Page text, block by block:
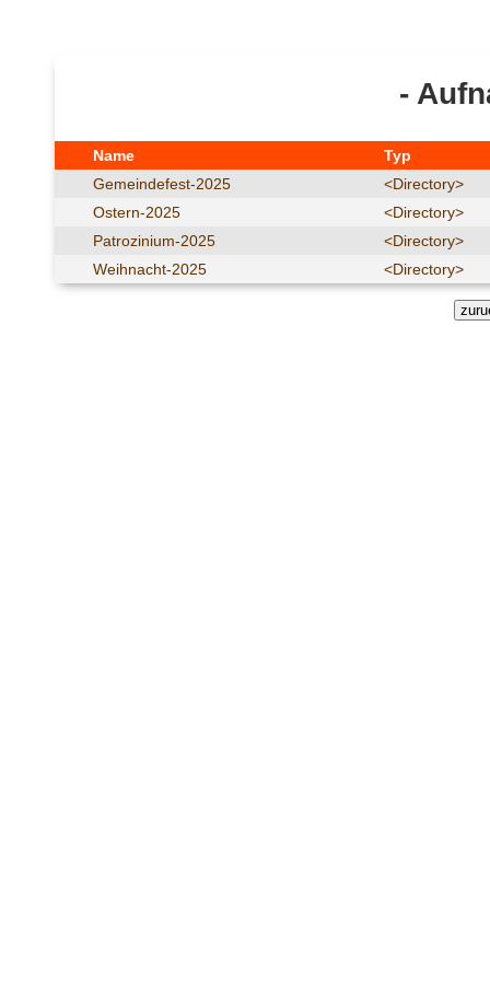
-
Name
Typ
Gemeindefest-2025
<Directory>
Ostern-2025
<Directory>
Patrozinium-2025
<Directory>
Weihnacht-2025
<Directory>